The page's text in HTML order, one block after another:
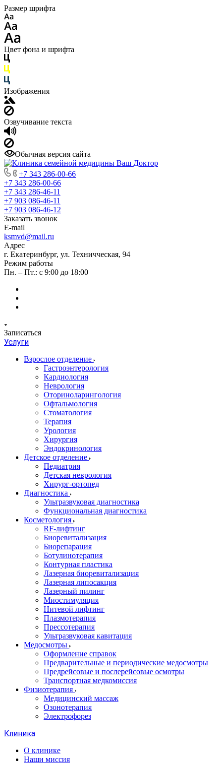
Размер шрифта
Цвет фона и шрифта
Изображения
Озвучивание текста
Обычная версия сайта
+7 343 286-00-66
+7 343 286-00-66
+7 343 286-46-11
+7 903 086-46-11
+7 903 086-46-12
Заказать звонок
E-mail
ksmvd@mail.ru
Адрес
г. Екатеринбург, ул. Техничческая, 94
Режим работы
Пн. – Пт.: с 9:00 до 18:00
Записаться
Услуги
Взрослое отделение
Гастроэнтерология
Кардиология
Неврология
Оториноларингология
Офтальмология
Стоматология
Терапия
Урология
Хирургия
Эндокринология
Детское отделение
Педиатрия
Детская неврология
Хирург-ортопед
Диагностика
Ультразвуковая диагностика
Функциональная диагностика
Косметология
RF-лифтинг
Биоревитализация
Биорепарация
Ботулинотерапия
Контурная пластика
Лазерная биоревитализация
Лазерная липосакция
Лазерный пилинг
Миостимуляция
Нитевой лифтинг
Плазмотерапия
Прессотерапия
Ультразвуковая кавитация
Медосмотры
Оформление справок
Предварительные и периодические медосмотры
Предрейсовые и послерейсовые осмотры
Транспортная медкомиссия
Физиотерапия
Медицинский массаж
Озонотерапия
Электрофорез
Клиника
О клинике
Наши миссия